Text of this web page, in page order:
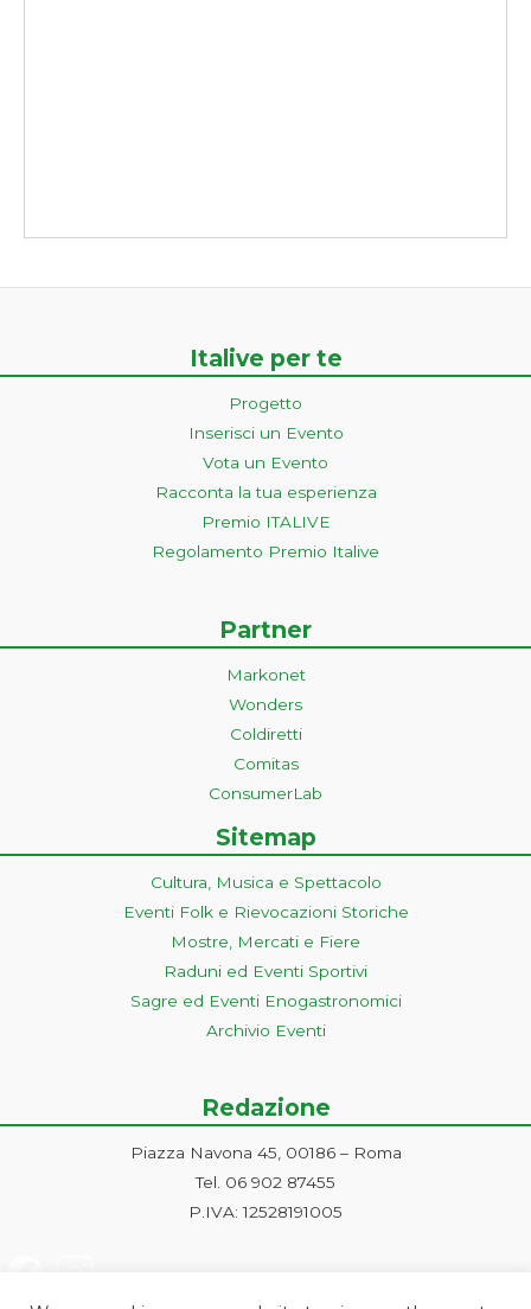
Italive per te
Progetto
Inserisci un Evento
Vota un Evento
Racconta la tua esperienza
Premio ITALIVE
Regolamento Premio Italive
Partner
Markonet
Wonders
Coldiretti
Comitas
ConsumerLab
Sitemap
Cultura, Musica e Spettacolo
Eventi Folk e Rievocazioni Storiche
Mostre, Mercati e Fiere
Raduni ed Eventi Sportivi
Sagre ed Eventi Enogastronomici
Archivio Eventi
Redazione
Piazza Navona 45, 00186 – Roma
Tel. 06 902 87455
P.IVA: 12528191005